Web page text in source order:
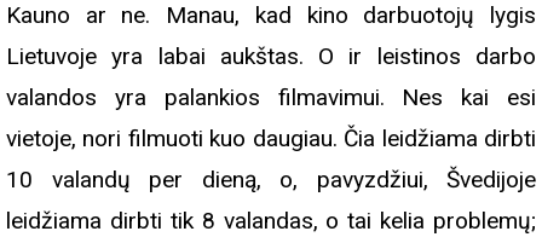
Kauno ar ne. Manau, kad kino darbuotojų lygis
Lietuvoje yra labai aukštas. O ir leistinos darbo
valandos yra palankios filmavimui. Nes kai esi
vietoje, nori filmuoti kuo daugiau. Čia leidžiama dirbti
10 valandų per dieną, o, pavyzdžiui, Švedijoje
leidžiama dirbti tik 8 valandas, o tai kelia problemų;